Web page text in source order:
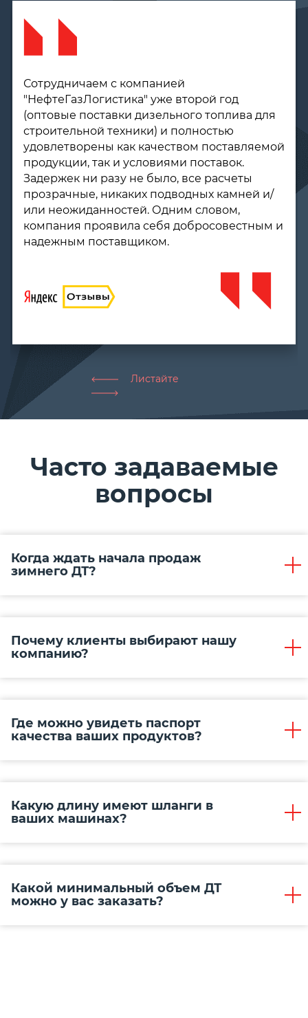
Нашла компанию "НефтеГазЛогистика" в
интернете, отзывы были хорошие, вот и
обратилась. Мне нужно было дизельное
топливо для котлов на даче, заказала здесь.
Цены в среднем ниже, чем по рынку, это
несомненный плюс. Доставили топливо в
заявленный срок, при использовании
проблем и неприятных сюрпризов не было.
Рекомендую компанию, буду и далее у вас
заказывать.
Листайте
Часто задаваемые
вопросы
Когда ждать начала продаж
зимнего ДТ?
Почему клиенты выбирают нашу
компанию?
Где можно увидеть паспорт
качества ваших продуктов?
Какую длину имеют шланги в
ваших машинах?
Какой минимальный объем ДТ
можно у вас заказать?